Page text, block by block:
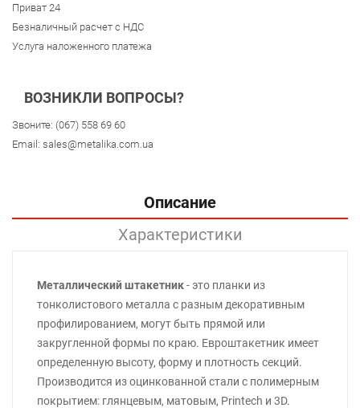
Приват 24
Безналичный расчет с НДС
Услуга наложенного платежа
ВОЗНИКЛИ ВОПРОСЫ?
Звоните: (067) 558 69 60
Email: sales@metalika.com.ua
Описание
Характеристики
Металлический штакетник- это планки из
тонколистового металла с разным декоративным
профилированием, могут быть прямой или
закругленной формы по краю. Евроштакетник имеет
определенную высоту, форму и плотность секций.
Производится из оцинкованной стали с полимерным
покрытием: глянцевым, матовым, Printech и 3D.